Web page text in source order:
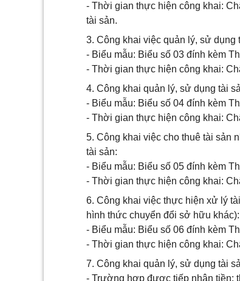
- Thời gian thực hiện công khai:
tài sản.
3. Công khai việc quản lý, sử
- Biểu mẫu: Biểu số 03 đính kèm
- Thời gian thực hiện công khai:
4. Công khai quản lý, sử dụng tài
- Biểu mẫu: Biểu số 04 đính kèm
- Thời gian thực hiện công khai:
5. Công khai việc cho thuê tài sản
tài sản:
- Biểu mẫu: Biểu số 05 đính kèm
- Thời gian thực hiện công khai:
6. Công khai việc thực hiện xử lý
hình thức chuyển đổi sở hữu khác):
- Biểu mẫu: Biểu số 06 đính kèm
- Thời gian thực hiện công khai:
7. Công khai quản lý, sử dụng tài
- Trường hợp được tiếp nhận tiền: